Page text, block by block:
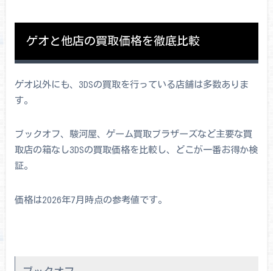
ゲオと他店の買取価格を徹底比較
ゲオ以外にも、3DSの買取を行っている店舗は多数ありま
す。
ブックオフ、駿河屋、ゲーム買取ブラザーズなど主要な買
取店の箱なし3DSの買取価格を比較し、どこが一番お得か検
証。
価格は2026年7月時点の参考値です。